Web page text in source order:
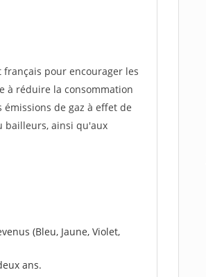
pour encourager les
à réduire la consommation
de gaz à effet de
bailleurs, ainsi qu'aux
(Bleu, Jaune, Violet,
ans.